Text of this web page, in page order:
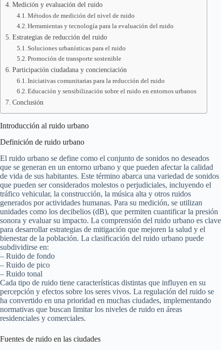
Medición y evaluación del ruido
Métodos de medición del nivel de ruido
Herramientas y tecnología para la evaluación del ruido
Estrategias de reducción del ruido
Soluciones urbanísticas para el ruido
Promoción de transporte sostenible
Participación ciudadana y concienciación
Iniciativas comunitarias para la reducción del ruido
Educación y sensibilización sobre el ruido en entornos urbanos
Conclusión
Introducción al ruido urbano
Definición de ruido urbano
El ruido urbano se define como el conjunto de sonidos no deseados
que se generan en un entorno urbano y que pueden afectar la calidad
de vida de sus habitantes. Este término abarca una variedad de sonidos
que pueden ser considerados molestos o perjudiciales, incluyendo el
tráfico vehicular, la construcción, la música alta y otros ruidos
generados por actividades humanas. Para su medición, se utilizan
unidades como los decibelios (dB), que permiten cuantificar la presión
sonora y evaluar su impacto. La comprensión del ruido urbano es clave
para desarrollar estrategias de mitigación que mejoren la salud y el
bienestar de la población. La clasificación del ruido urbano puede
subdividirse en:
– Ruido de fondo
– Ruido de pico
– Ruido tonal
Cada tipo de ruido tiene características distintas que influyen en su
percepción y efectos sobre los seres vivos. La regulación del ruido se
ha convertido en una prioridad en muchas ciudades, implementando
normativas que buscan limitar los niveles de ruido en áreas
residenciales y comerciales.
Fuentes de ruido en las ciudades